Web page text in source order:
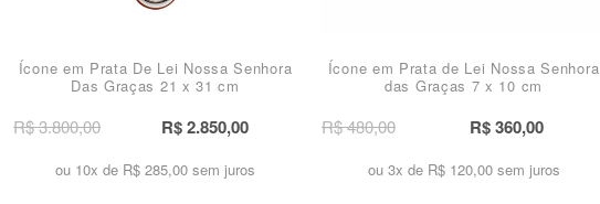
Ícone em Prata De Lei Nossa Senhora
Das Graças 21 x 31 cm
R$ 3.800,00 R$ 2.850,00
ou 10x de R$ 285,00 sem juros
Ícone em Prata de Lei Nossa Senhora
das Graças 7 x 10 cm
R$ 480,00 R$ 360,00
ou 3x de R$ 120,00 sem juros